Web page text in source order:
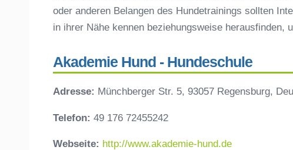
oder anderen Belangen des Hundetrainings sollten
in ihrer Nähe kennen beziehungsweise herausfinden,
Akademie Hund - Hundeschule
Adresse: Münchberger Str. 5, 93057 Regensburg,
Telefon: 49 176 72455242
Webseite: http://www.akademie-hund.de